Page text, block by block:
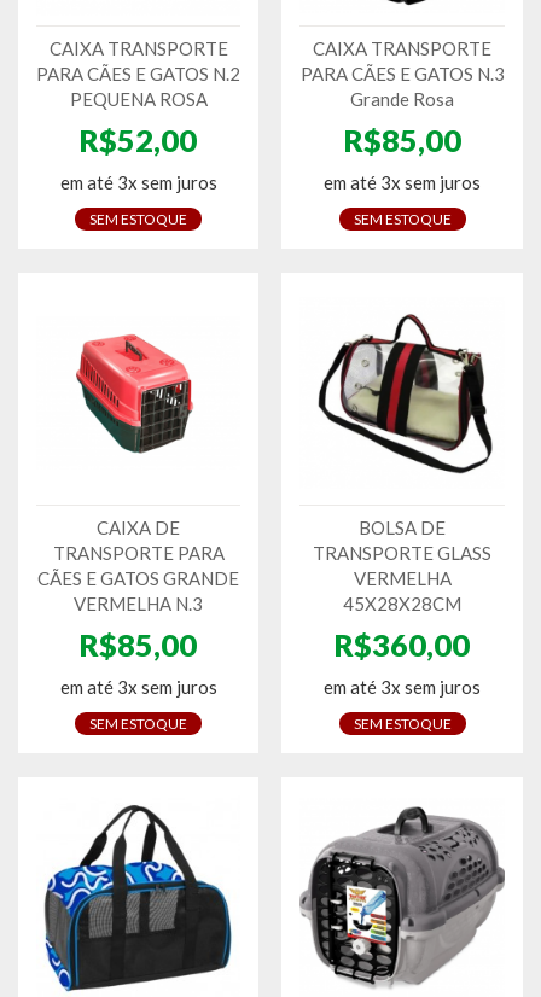
CAIXA TRANSPORTE
PARA CÃES E GATOS N.2
PEQUENA ROSA
R$52,00
em até 3x sem juros
SEM ESTOQUE
CAIXA TRANSPORTE
PARA CÃES E GATOS N.3
Grande Rosa
R$85,00
em até 3x sem juros
SEM ESTOQUE
CAIXA DE
TRANSPORTE PARA
CÃES E GATOS GRANDE
VERMELHA N.3
R$85,00
em até 3x sem juros
SEM ESTOQUE
BOLSA DE
TRANSPORTE GLASS
VERMELHA
45X28X28CM
R$360,00
em até 3x sem juros
SEM ESTOQUE